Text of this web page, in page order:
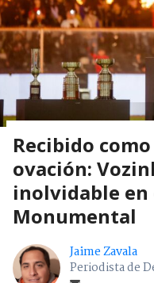
Recibido
ovación:
inolvidable en
Monumental
Jaime Zavala
Periodista de